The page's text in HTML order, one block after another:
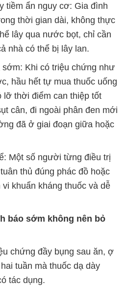
tiềm ẩn nguy cơ: Gia đình
thời gian dài, không thực
lây qua nước bọt, chỉ cần
nhà có thể bị lây lan.
sớm: Khi có triệu chứng như
hầu hết tự mua thuốc uống
lỡ thời điểm can thiệp tốt
cân, đi ngoài phân đen mới
đã ở giai đoạn giữa hoặc
Một số người từng điều trị
thủ đúng phác đồ hoặc
khuẩn kháng thuốc và dễ
báo sớm không nên bỏ
chứng đầy bụng sau ăn, ợ
tuần mà thuốc dạ dày
tác dụng.